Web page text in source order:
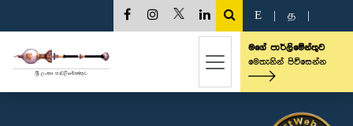
E த
මගේ පාර්ලිමේන්තුව
මෙතැනින් පිවිසෙන්න